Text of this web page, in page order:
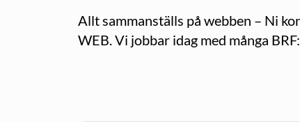
Allt sammanställs på webben – Ni
WEB. Vi jobbar idag med många